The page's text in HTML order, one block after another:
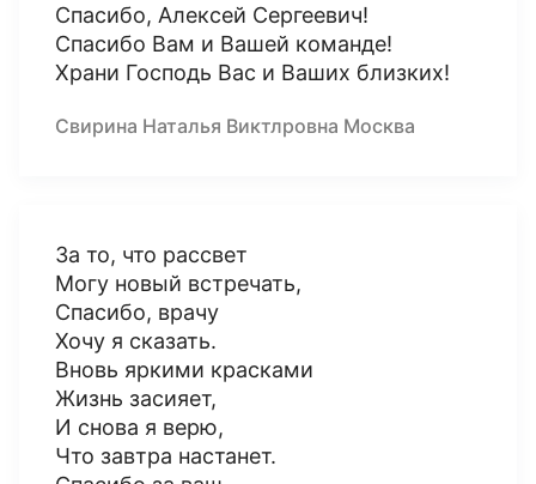
Спасибо, Алексей Сергеевич!
Спасибо Вам и Вашей команде!
Храни Господь Вас и Ваших близких!
Свирина Наталья Виктлровна Москва
За то, что рассвет
Могу новый встречать,
Спасибо, врачу
Хочу я сказать.
Вновь яркими красками
Жизнь засияет,
И снова я верю,
Что завтра настанет.